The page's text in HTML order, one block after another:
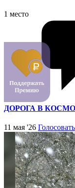
1 место
ДОРОГА В
11 мая '26 Голосовать